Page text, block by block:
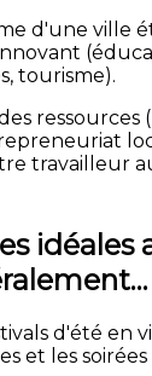
d'une ville
tourisme).
ressources
travailleur
idéales
d'été en
et les soirées